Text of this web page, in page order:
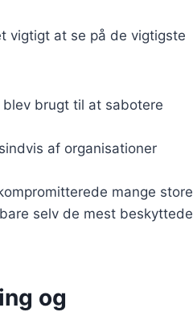
vigtigt at se på de vigtigste
brugt til at sabotere
af organisationer
mange store
selv de mest beskyttede
og